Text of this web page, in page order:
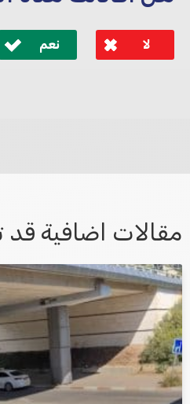
لا نعم
אני מאשר/ת קבלת דיוור
למדיניות הפרטיות
مقالات اضافية قد